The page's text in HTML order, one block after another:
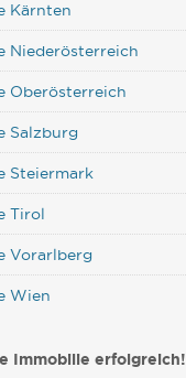
Kärnten
Niederösterreich
Oberösterreich
Salzburg
Steiermark
Tirol
Vorarlberg
Wien
Immobilie erfolgreich!